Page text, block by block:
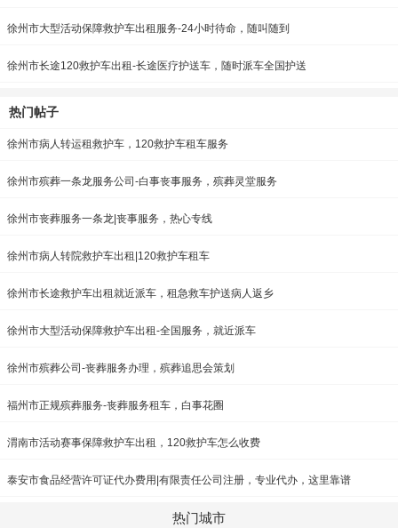
徐州市大型活动保障救护车出租服务-24小时待命，随叫随到
徐州市长途120救护车出租-长途医疗护送车，随时派车全国护送
热门帖子
徐州市病人转运租救护车，120救护车租车服务
徐州市殡葬一条龙服务公司-白事丧事服务，殡葬灵堂服务
徐州市丧葬服务一条龙|丧事服务，热心专线
徐州市病人转院救护车出租|120救护车租车
徐州市长途救护车出租就近派车，租急救车护送病人返乡
徐州市大型活动保障救护车出租-全国服务，就近派车
徐州市殡葬公司-丧葬服务办理，殡葬追思会策划
福州市正规殡葬服务-丧葬服务租车，白事花圈
渭南市活动赛事保障救护车出租，120救护车怎么收费
泰安市食品经营许可证代办费用|有限责任公司注册，专业代办，这里靠谱
热门城市